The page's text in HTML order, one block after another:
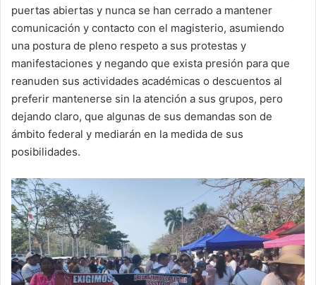
puertas abiertas y nunca se han cerrado a mantener
comunicación y contacto con el magisterio, asumiendo
una postura de pleno respeto a sus protestas y
manifestaciones y negando que exista presión para que
reanuden sus actividades académicas o descuentos al
preferir mantenerse sin la atención a sus grupos, pero
dejando claro, que algunas de sus demandas son de
ámbito federal y mediarán en la medida de sus
posibilidades.